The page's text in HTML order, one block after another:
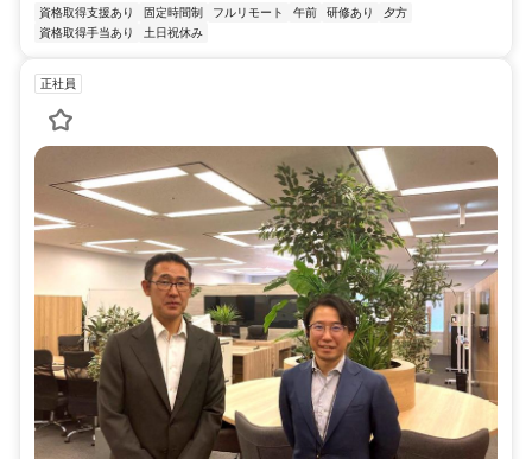
資格取得支援あり 固定時間制 フルリモート 午前 研修あり
夕方
資格取得手当あり
土日祝休み
正社員